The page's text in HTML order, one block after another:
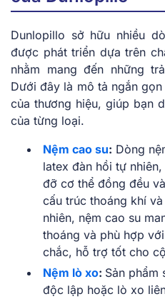
Dunlopillo sở hữu nhiều
được phát triển dựa trên
nhằm mang đến những
Dưới đây là mô tả ngắn
của thương hiệu, giúp bạn
của từng loại.
Nệm cao su: Dòng
latex đàn hồi tự
đỡ cơ thể đồng đều
cấu trúc thoáng khí
nhiên, nệm cao su
thoáng và phù hợp
chắc, hỗ trợ tốt cho
Nệm lò xo: Sản phẩm
độc lập hoặc lò xo